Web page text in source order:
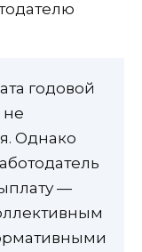
годовой
не
Однако
—